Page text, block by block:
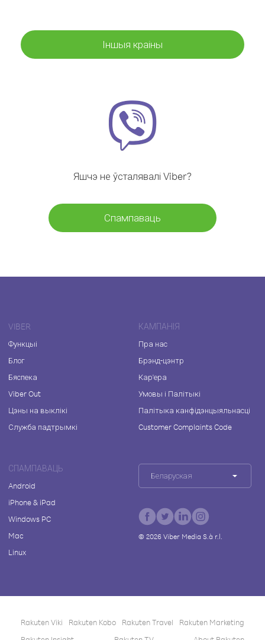
Іншыя краіны
Яшчэ не ўсталявалі Viber?
Спампаваць
VIBER
Функцыі
Блог
Бяспека
Viber Out
Цэны на выклікі
Служба падтрымкі
КАМПАНІЯ
Пра нас
Брэнд-цэнтр
Кар'ера
Умовы і Палітыкі
Палітыка канфідэнцыяльнасці
Customer Complaints Code
СПАМПАВАЦЬ
Android
iPhone & iPad
Windows PC
Mac
Linux
Беларуская
© 2026Viber Media S.à r.l.
Rakuten Viki Rakuten Kobo Rakuten Travel
Rakuten Marketing